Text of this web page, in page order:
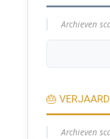
Archieven
🎂
Archieven